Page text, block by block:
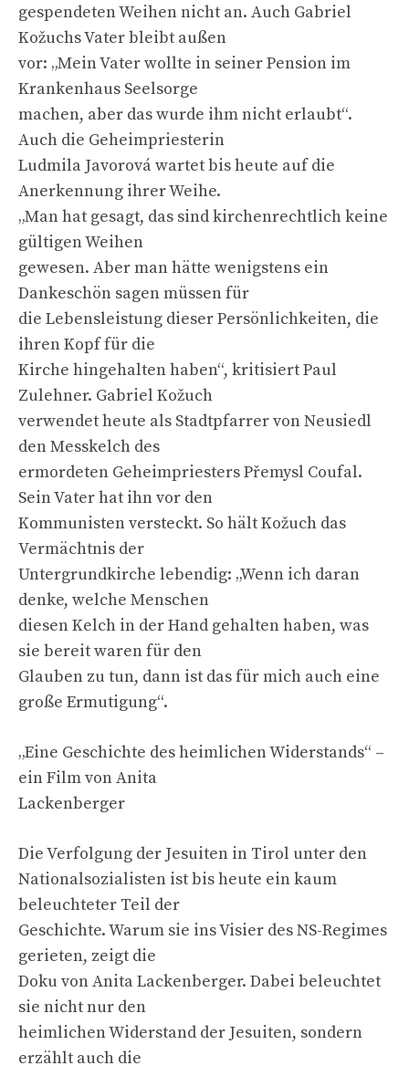
gespendeten Weihen nicht an. Auch Gabriel
Kožuchs Vater bleibt außen
vor: „Mein Vater wollte in seiner Pension im
Krankenhaus Seelsorge
machen, aber das wurde ihm nicht erlaubt“.
Auch die Geheimpriesterin
Ludmila Javorová wartet bis heute auf die
Anerkennung ihrer Weihe.
„Man hat gesagt, das sind kirchenrechtlich keine
gültigen Weihen
gewesen. Aber man hätte wenigstens ein
Dankeschön sagen müssen für
die Lebensleistung dieser Persönlichkeiten, die
ihren Kopf für die
Kirche hingehalten haben“, kritisiert Paul
Zulehner. Gabriel Kožuch
verwendet heute als Stadtpfarrer von Neusiedl
den Messkelch des
ermordeten Geheimpriesters Přemysl Coufal.
Sein Vater hat ihn vor den
Kommunisten versteckt. So hält Kožuch das
Vermächtnis der
Untergrundkirche lebendig: „Wenn ich daran
denke, welche Menschen
diesen Kelch in der Hand gehalten haben, was
sie bereit waren für den
Glauben zu tun, dann ist das für mich auch eine
große Ermutigung“.
„Eine Geschichte des heimlichen Widerstands“ –
ein Film von Anita
Lackenberger
Die Verfolgung der Jesuiten in Tirol unter den
Nationalsozialisten ist bis heute ein kaum
beleuchteter Teil der
Geschichte. Warum sie ins Visier des NS-Regimes
gerieten, zeigt die
Doku von Anita Lackenberger. Dabei beleuchtet
sie nicht nur den
heimlichen Widerstand der Jesuiten, sondern
erzählt auch die